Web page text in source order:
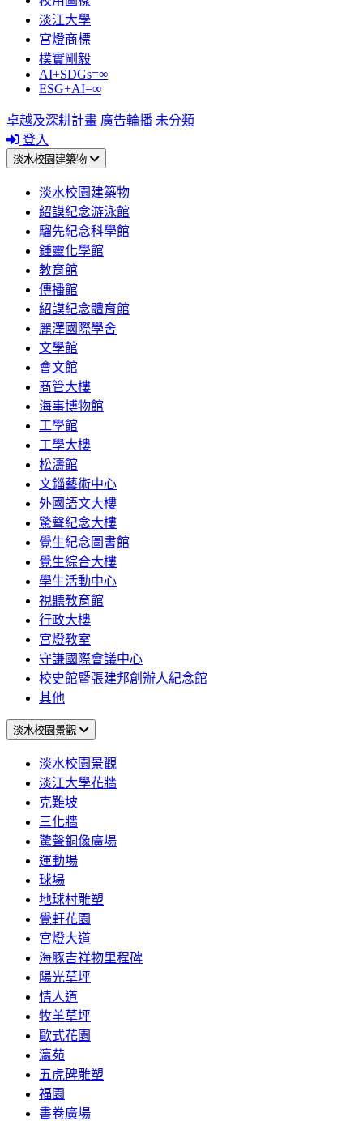
淡江大學
宮燈商標
樸實剛毅
AI+SDGs=∞
ESG+AI=∞
卓越及深耕計畫 廣告輪播 未分類
登入
淡水校園建築物
淡水校園建築物
紹謨紀念游泳館
騮先紀念科學館
鍾靈化學館
教育館
傳播館
紹謨紀念體育館
麗澤國際學舍
文學館
會文館
商管大樓
海事博物館
工學館
工學大樓
松濤館
文錙藝術中心
外國語文大樓
驚聲紀念大樓
覺生紀念圖書館
覺生綜合大樓
學生活動中心
視聽教育館
行政大樓
宮燈教室
守謙國際會議中心
校史館暨張建邦創辦人紀念館
其他
淡水校園景觀
淡水校園景觀
淡江大學花牆
克難坡
三化牆
驚聲銅像廣場
運動場
球場
地球村雕塑
覺軒花園
宮燈大道
海豚吉祥物里程碑
陽光草坪
情人道
牧羊草坪
歐式花園
瀛苑
五虎碑雕塑
福園
書卷廣場